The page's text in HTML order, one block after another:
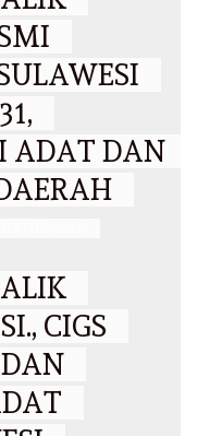
ADAT DAN
CIGS